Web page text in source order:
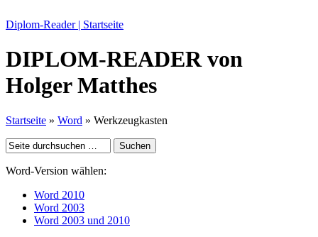
Diplom-Reader | Startseite
DIPLOM-READERvon
Holger Matthes
Startseite » Word » Werkzeugkasten
Word-Version wählen:
Word 2010
Word 2003
Word 2003 und 2010